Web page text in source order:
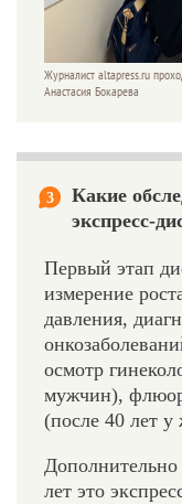
Журналист altapress.ru
Анастасия Бокарева
3
Какие
экспресс-
Первый этап
измерение
давления,
осмотр
мужчин),
(после 40 лет
Дополнительно
лет это